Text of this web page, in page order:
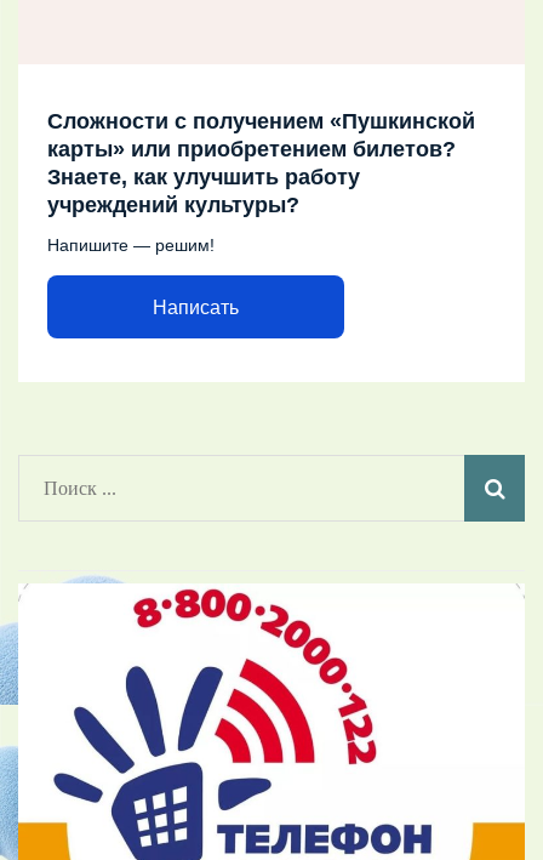
Сложности с получением «Пушкинской
карты» или приобретением билетов?
Знаете, как улучшить работу
учреждений культуры?
Напишите — решим!
Написать